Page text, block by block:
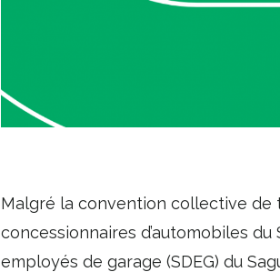
Malgré la convention collective de
concessionnaires d’automobiles
employés de garage (SDEG) du